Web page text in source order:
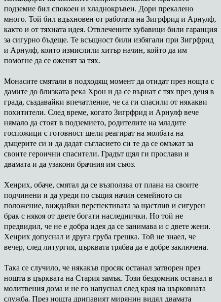
подземие бил спокоен и хладнокръвен. Дори прекалено
много. Той бил вдъхновен от работата на Зигрфрид и Арнулф,
както и от тяхната идея. Отвлечените хубавици били гаранция
за сигурно бъдеще. Те всъщност били избягали при Зигрфрид
и Арнулф, които измислили хитър начин, който да им
помогне да се оженят за тях.
Монасите смятали в подходящ момент да отидат през нощта с
дамите до близката река Хрон и да се върнат с тях през деня в
града, създавайки впечатление, че са ги спасили от някакви
похитители. След време, когато Зигрфрид и Арнулф вече
нямало да стоят в подземието, родителите на младите
госпожици с готовност щели реагират на молбата на
дъщерите си и да дадат съгласието си те да се омъжат за
своите героични спасители. Градът щял ги прослави и
двамата и да узакони брачния им съюз.
Хенрих, обаче, смятал да се възползва от плана на своите
подчинени и да уреди по същия начин семейното си
положение, виждайки перспективата за щастлив и сигурен
брак с някоя от двете богати наследнички. Но той не
предвидил, че не е добра идея да се занимава и с двете жени.
Хенрих допуснал и друга груба грешка. Той не знаел, че
вечер, след литургия, църквата трябва да е добре заключена.
Така се случило, че някакъв просяк останал затворен през
нощта в църквата на Стария замък. Този бездомник останал в
молитвения дома и не го напуснал след края на църковната
служба. През нощта дрипавият мирянин видял двамата